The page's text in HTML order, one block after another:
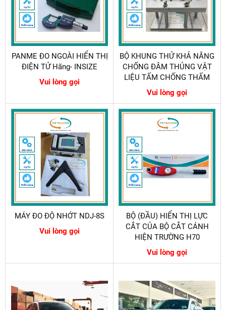
PANME ĐO NGOÀI HIỂN THỊ
ĐIỆN TỬ Hãng- INSIZE
Vui lòng gọi
BỘ KHUNG THỬ KHẢ NĂNG
CHỐNG ĐÂM THỦNG VẬT
LIỆU TẤM CHỐNG THẤM
Vui lòng gọi
MÁY ĐO ĐỘ NHỚT NDJ-8S
Vui lòng gọi
BỘ (ĐẦU) HIỂN THỊ LỰC
CẮT CỦA BỘ CẮT CÁNH
HIỆN TRƯỜNG H70
Vui lòng gọi